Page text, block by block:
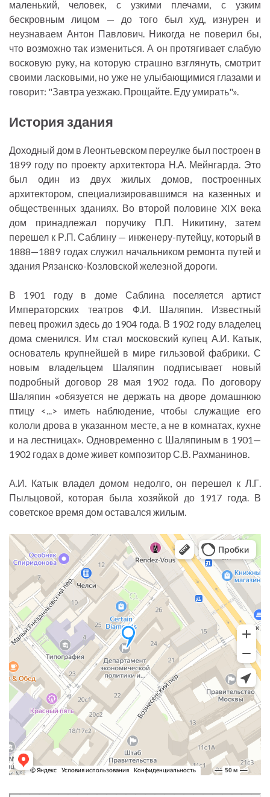
маленький, человек, с узкими плечами, с узким
бескровным лицом — до того был худ, изнурен и
неузнаваем Антон Павлович. Никогда не поверил бы,
что возможно так измениться. А он протягивает слабую
восковую руку, на которую страшно взглянуть, смотрит
своими ласковыми, но уже не улыбающимися глазами и
говорит: "Завтра уезжаю. Прощайте. Еду умирать"».
История здания
Доходный дом в Леонтьевском переулке был построен в
1899 году по проекту архитектора Н.А. Мейнгарда. Это
был один из двух жилых домов, построенных
архитектором, специализировавшимся на казенных и
общественных зданиях. Во второй половине XIX века
дом принадлежал поручику П.П. Никитину, затем
перешел к Р.П. Саблину — инженеру-путейцу, который в
1888—1889 годах служил начальником ремонта путей и
здания Рязанско-Козловской железной дороги.
В 1901 году в доме Саблина поселяется артист
Императорских театров Ф.И. Шаляпин. Известный
певец прожил здесь до 1904 года. В 1902 году владелец
дома сменился. Им стал московский купец А.И. Катык,
основатель крупнейшей в мире гильзовой фабрики. С
новым владельцем Шаляпин подписывает новый
подробный договор 28 мая 1902 года. По договору
Шаляпин «обязуется не держать на дворе домашнюю
птицу <...> иметь наблюдение, чтобы служащие его
кололи дрова в указанном месте, а не в комнатах, кухне
и на лестницах». Одновременно с Шаляпиным в 1901—
1902 годах в доме живет композитор С.В. Рахманинов.
А.И. Катык владел домом недолго, он перешел к Л.Г.
Пыльцовой, которая была хозяйкой до 1917 года. В
советское время дом оставался жилым.